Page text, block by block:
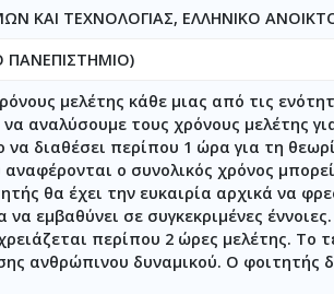
ΚΑΙ ΤΕΧΝΟΛΟΓΙΑΣ, ΕΛΛΗΝΙΚΟ
ΠΑΝΕΠΙΣΤΗΜΙΟ)
μελέτης κάθε μιας από τις
αναλύσουμε τους χρόνους μελέτης
διαθέσει περίπου 1 ώρα για τη
ο συνολικός χρόνος
θα έχει την ευκαιρία αρχικά να
εμβαθύνει σε συγκεκριμένες
περίπου 2 ώρες μελέτης. Το
ανθρώπινου δυναμικού. Ο φοιτητής